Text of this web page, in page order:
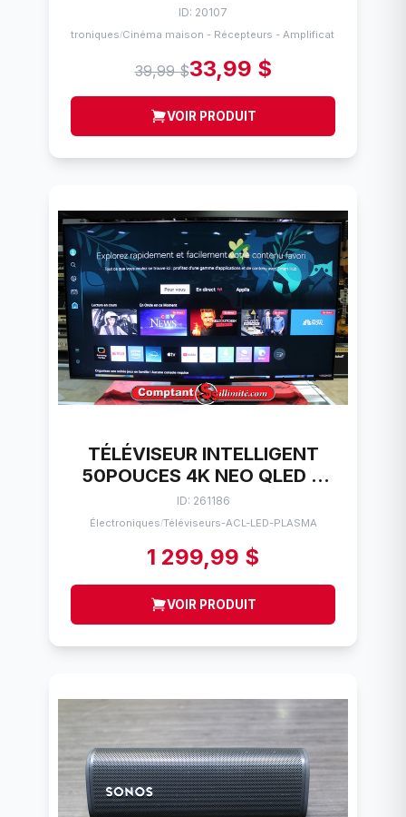
ID: 20107
Électroniques/Cinéma maison - Récepteurs - Amplificateurs
39,99 $33,99 $
VOIR PRODUIT
TÉLÉVISEUR INTELLIGENT
50POUCES 4K NEO QLED +
TC SAMSUNG QN50QN90B
(2022)
ID: 261186
Électroniques/Téléviseurs-ACL-LED-PLASMA
1 299,99 $
VOIR PRODUIT